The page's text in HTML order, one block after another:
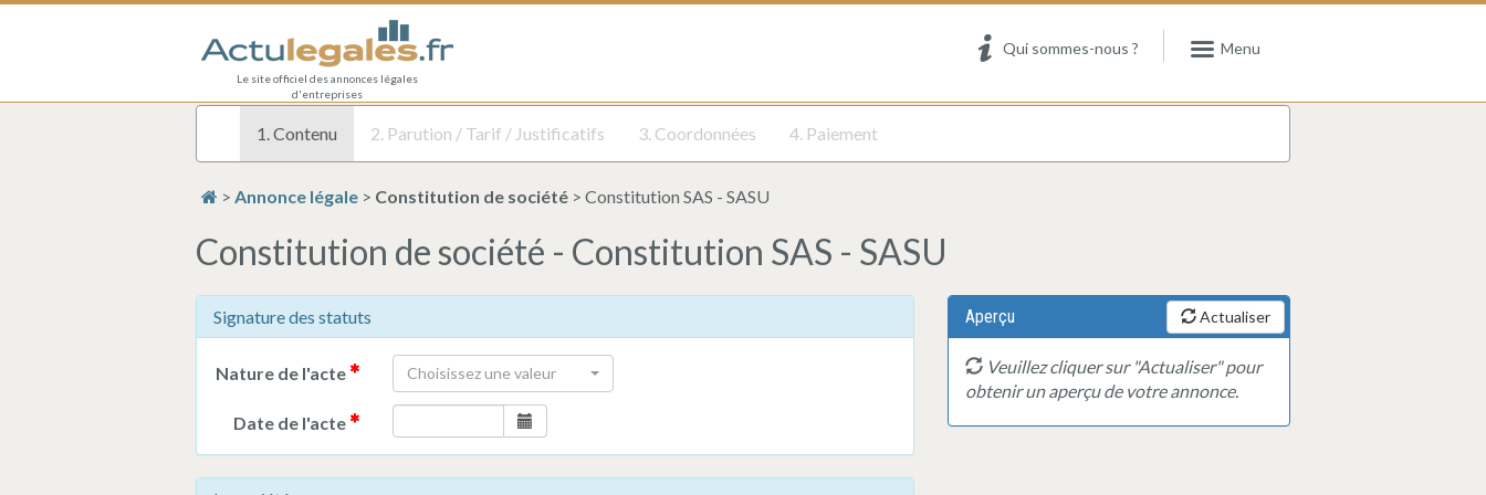
Le site officiel des annonces légales
d'entreprises
Qui sommes-nous ? Menu
1. Contenu 2. Parution / Tarif / Justificatifs 3. Coordonnées 4. Paiement
> Annonce légale > Constitution de société > Constitution SAS - SASU
Constitution de société - Constitution SAS - SASU
Signature des statuts
Nature de l'acte Choisissez une valeur
Date de l'acte
Actualiser
Aperçu
Veuillez cliquer sur "Actualiser" pour
obtenir un aperçu de votre annonce.